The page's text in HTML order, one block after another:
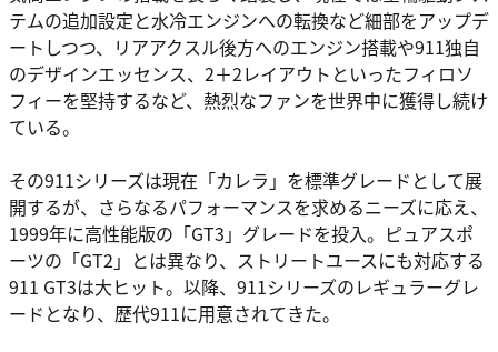
テムの追加設定と水冷エンジンへの転換など細部をアップデ
ートしつつ、リアアクスル後方へのエンジン搭載や911独自
のデザインエッセンス、2＋2レイアウトといったフィロソ
フィーを堅持するなど、熱烈なファンを世界中に獲得し続け
ている。
その911シリーズは現在「カレラ」を標準グレードとして展
開するが、さらなるパフォーマンスを求めるニーズに応え、
1999年に高性能版の「GT3」グレードを投入。ピュアスポ
ーツの「GT2」とは異なり、ストリートユースにも対応する
911 GT3は大ヒット。以降、911シリーズのレギュラーグレ
ードとなり、歴代911に用意されてきた。